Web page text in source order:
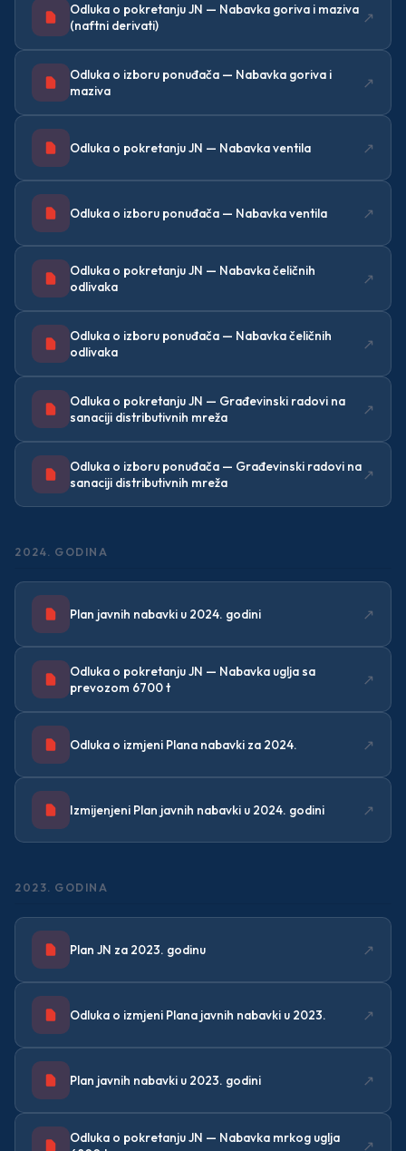
Odluka o pokretanju JN — Nabavka goriva i maziva
(naftni derivati)
↗
Odluka o izboru ponuđača — Nabavka goriva i
maziva
↗
Odluka o pokretanju JN — Nabavka ventila ↗
Odluka o izboru ponuđača — Nabavka ventila ↗
Odluka o pokretanju JN — Nabavka čeličnih
odlivaka
↗
Odluka o izboru ponuđača — Nabavka čeličnih
odlivaka
↗
Odluka o pokretanju JN — Građevinski radovi na
sanaciji distributivnih mreža
↗
Odluka o izboru ponuđača — Građevinski radovi na
sanaciji distributivnih mreža
↗
2024. GODINA
Plan javnih nabavki u 2024. godini ↗
Odluka o pokretanju JN — Nabavka uglja sa
prevozom 6700 t
↗
Odluka o izmjeni Plana nabavki za 2024. ↗
Izmijenjeni Plan javnih nabavki u 2024. godini ↗
2023. GODINA
Plan JN za 2023. godinu ↗
Odluka o izmjeni Plana javnih nabavki u 2023. ↗
Plan javnih nabavki u 2023. godini ↗
Odluka o pokretanju JN — Nabavka mrkog uglja
↗